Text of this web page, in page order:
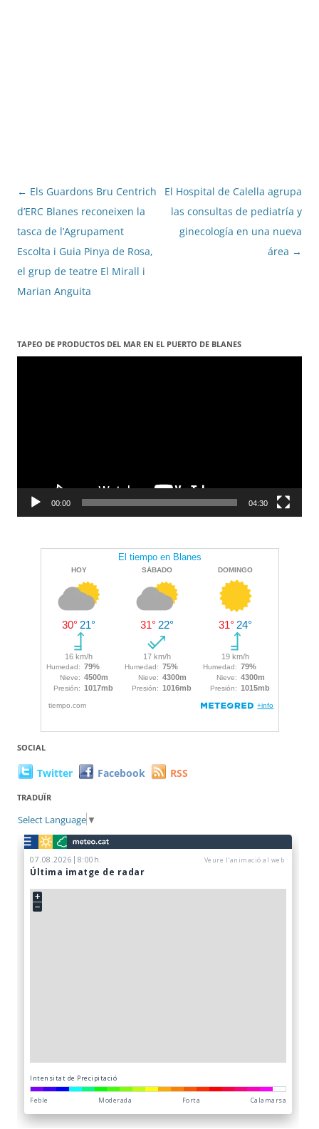
Navegació
per
les
entrades
← Els Guardons Bru Centrich
d’ERC Blanes reconeixen la
tasca de l’Agrupament
Escolta i Guia Pinya de Rosa,
el grup de teatre El Mirall i
Marian Anguita
El Hospital de Calella agrupa
las consultas de pediatría y
ginecología en una nueva
área →
TAPEO DE PRODUCTOS DEL MAR EN EL PUERTO DE BLANES
Reproductor
00:00 04:30
SOCIAL
Twitter Facebook RSS
TRADUÏR
Select Language ▼